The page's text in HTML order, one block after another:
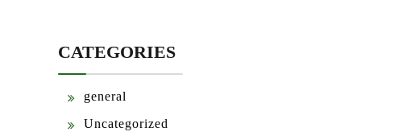
CATEGORIES
general
Uncategorized